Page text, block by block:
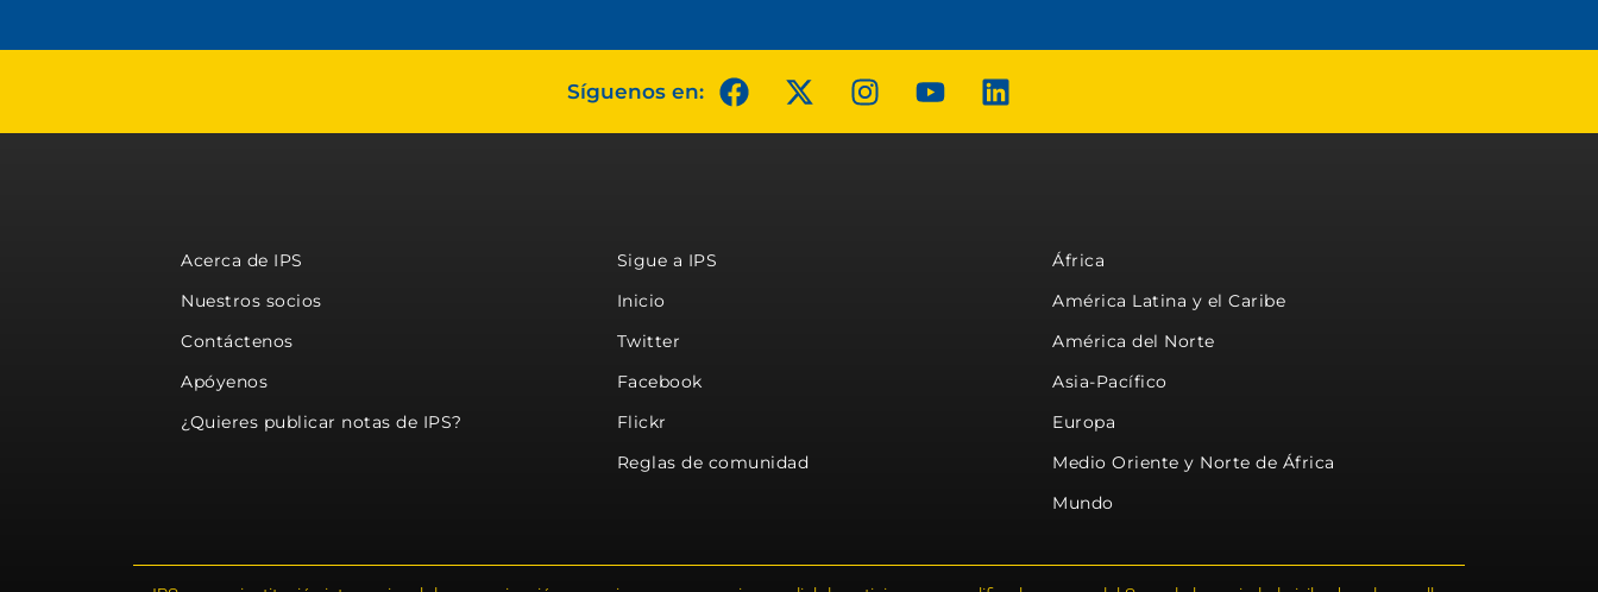
Síguenos en:
Acerca de IPS
Nuestros socios
Contáctenos
Apóyenos
¿Quieres publicar notas de IPS?
Sigue a IPS
Inicio
Twitter
Facebook
Flickr
Reglas de comunidad
África
América Latina y el Caribe
América del Norte
Asia-Pacífico
Europa
Medio Oriente y Norte de África
Mundo